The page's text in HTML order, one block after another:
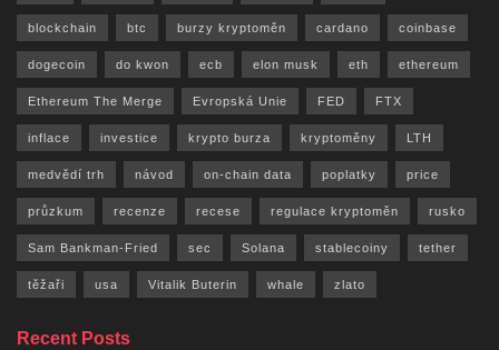
blockchain btc burzy kryptoměn cardano coinbase
dogecoin do kwon ecb elon musk eth ethereum
Ethereum The Merge Evropská Unie FED FTX
inflace investice krypto burza kryptoměny LTH
medvědí trh návod on-chain data poplatky price
průzkum recenze recese regulace kryptoměn rusko
Sam Bankman-Fried sec Solana stablecoiny tether
těžaři usa Vitalik Buterin whale zlato
Recent Posts